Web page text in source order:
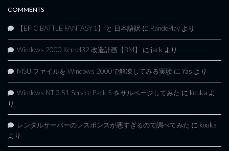
COMMENTS
【EPIC BATTLE FANTASY 1】 と 日本語訳 に RandoPlay より
Windows 2000 Kernel32 改造計画【BM】 に jack より
MSU ファイルを Windows 2000で解凍してみる実験 に Yas より
Windows NT 3.51 Service Pack 5 をサルベージしてみた に kouka よ
り
レンタルサーバーのレスポンスが悪すぎるので調べてみた に kouka
より